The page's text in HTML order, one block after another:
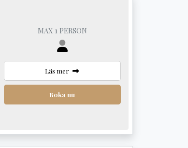
MAX 1 PERSON
Läs mer
Boka nu